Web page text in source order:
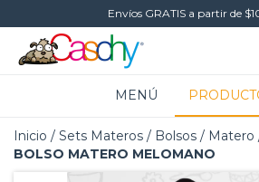
Envíos GRATIS a partir de
MENÚ
Inicio / Sets Materos / Bolsos / Matero
BOLSO MATERO MELOMANO